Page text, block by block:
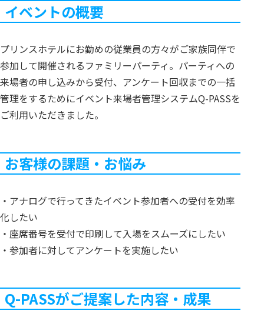
イベントの概要
プリンスホテルにお勤めの従業員の方々がご家族同伴で
参加して開催されるファミリーパーティ。パーティへの
来場者の申し込みから受付、アンケート回収までの一括
管理をするためにイベント来場者管理システムQ-PASSを
ご利用いただきました。
お客様の課題・お悩み
・アナログで行ってきたイベント参加者への受付を効率
化したい
・座席番号を受付で印刷して入場をスムーズにしたい
・参加者に対してアンケートを実施したい
Q-PASSがご提案した内容・成果